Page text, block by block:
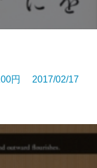
円 2017/02/17